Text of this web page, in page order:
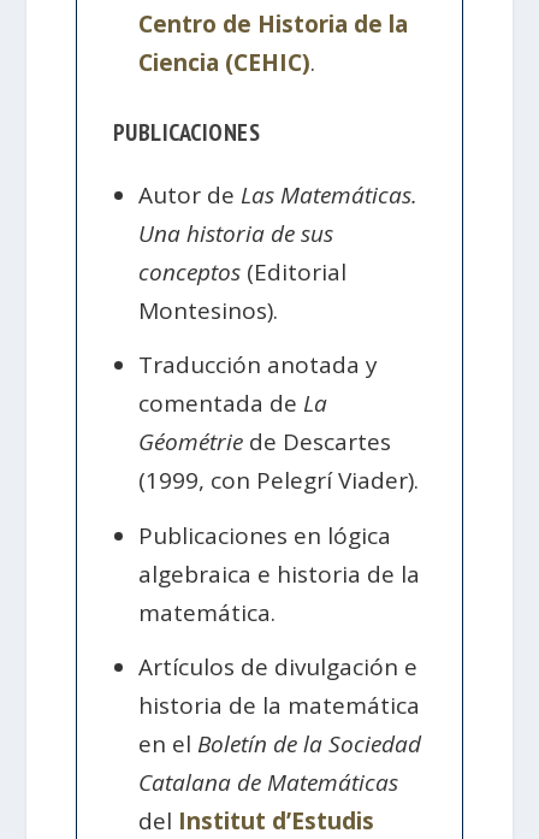
Centro de Historia de la
Ciencia (CEHIC).
PUBLICACIONES
Autor de Las Matemáticas.
Una historia de sus
conceptos (Editorial
Montesinos).
Traducción anotada y
comentada de La
Géométrie de Descartes
(1999, con Pelegrí Viader).
Publicaciones en lógica
algebraica e historia de la
matemática.
Artículos de divulgación e
historia de la matemática
en el Boletín de la Sociedad
Catalana de Matemáticas
del Institut d’Estudis